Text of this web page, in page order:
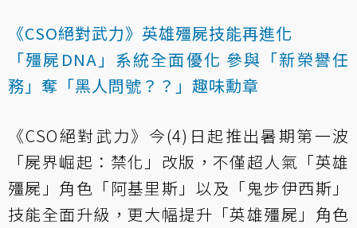
《CSO絕對武力》英雄殭屍技能再進化
「殭屍DNA」系統全面優化 參與「新榮譽任
務」奪「黑人問號？？」趣味勳章
《CSO絕對武力》今(4)日起推出暑期第一波
「屍界崛起：禁化」改版，不僅超人氣「英雄
殭屍」角色「阿基里斯」以及「鬼步伊西斯」
技能全面升級，更大幅提升「英雄殭屍」角色